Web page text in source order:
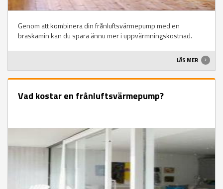
Genom att kombinera din frånluftsvärmepump med en
braskamin kan du spara ännu mer i uppvärmningskostnad.
LÄS MER
Vad kostar en frånluftsvärmepump?